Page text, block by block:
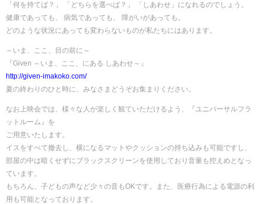
「何を持てば？」 「どちらを選べば？」 「しあわせ」になれるのでしょう。
健康であっても、 病気であっても、 障がいがあっても。
どのような状況にあっても変わらないものが私たちにはあります。
～いま、ここ、目の前に～
『Given ～いま、ここ、にある しあわせ～』
http://given-imakoko.com/
夏の終わりのひと時に、みなさまどうぞお集まりください。
なお上映会では、様々な人が楽しく観ていただけるよう、『ユニバーサルフラ
ットルーム』を
ご用意いたします。
イスをすべて撤去し、横になるマットやクッションの持ち込みも可能ですし、
部屋の中は暗くせずにブラックスクリーンを使用しており音量も控えめとなっ
ています。
もちろん、子どもの声など少々の音もOKです。また、医療行為による電源の利
用も可能となっております。